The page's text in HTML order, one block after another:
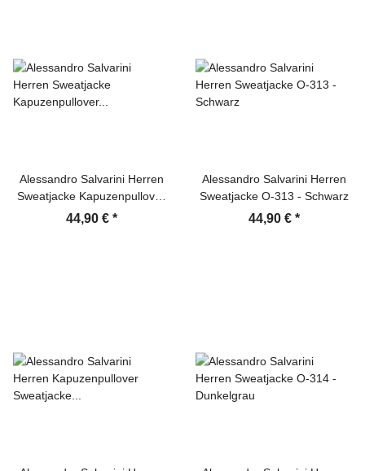
Alessandro Salvarini Herren
Sweatjacke Kapuzenpullover
Jacke Hoodie Dunkelgrau
44,90 € *
Alessandro Salvarini Herren
Sweatjacke O-313 - Schwarz
44,90 € *